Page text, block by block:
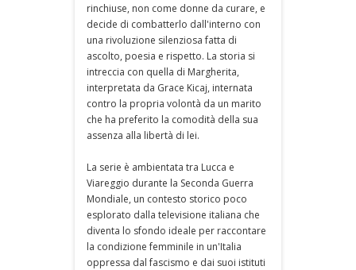
rinchiuse, non come donne da curare, e
decide di combatterlo dall'interno con
una rivoluzione silenziosa fatta di
ascolto, poesia e rispetto. La storia si
intreccia con quella di Margherita,
interpretata da Grace Kicaj, internata
contro la propria volontà da un marito
che ha preferito la comodità della sua
assenza alla libertà di lei.
La serie è ambientata tra Lucca e
Viareggio durante la Seconda Guerra
Mondiale, un contesto storico poco
esplorato dalla televisione italiana che
diventa lo sfondo ideale per raccontare
la condizione femminile in un'Italia
oppressa dal fascismo e dai suoi istituti